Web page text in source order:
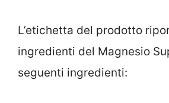
L’etichetta del prodotto
ingredienti del Magnesio
seguenti ingredienti: